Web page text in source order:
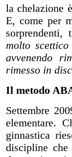
la chelazione
E, come per
sorprendenti,
molto
avvenendo
rimesso in
Il metodo
Settembre
elementare.
ginnastica
discipline